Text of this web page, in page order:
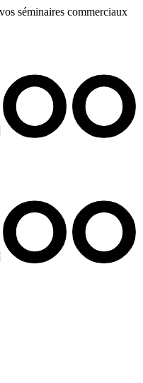
séminaires commerciaux